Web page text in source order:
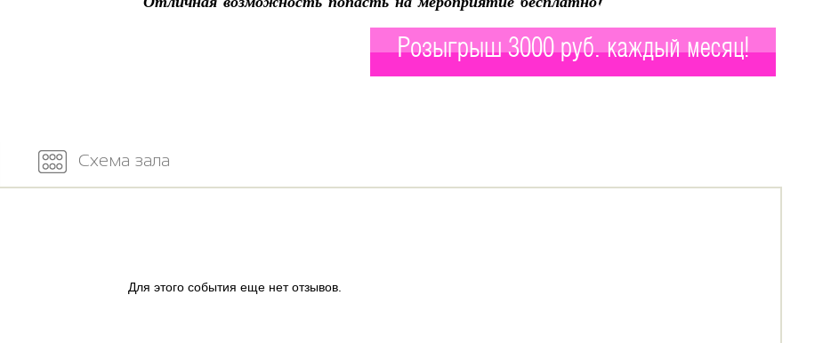
Розыгрыш 3000 руб. каждый месяц!
Схема зала
Для этого события еще нет отзывов.